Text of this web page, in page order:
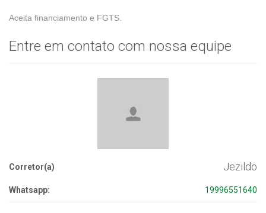
Aceita financiamento e FGTS.
Entre em contato com nossa equipe
Corretor(a) Jezildo
Whatsapp: 19996551640